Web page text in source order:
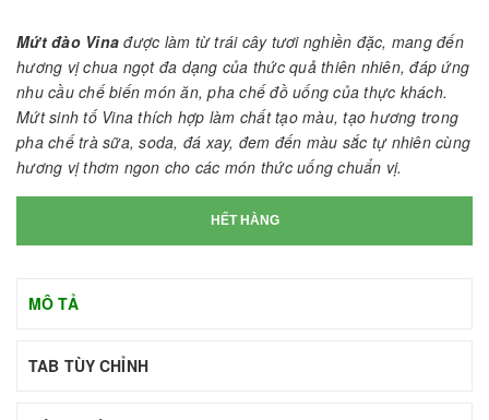
Mứt đào Vinađược làm từ trái cây tươi nghiền đặc, mang đến
hương vị chua ngọt đa dạng của thức quả thiên nhiên, đáp ứng
nhu cầu chế biến món ăn, pha chế đồ uống của thực khách.
Mứt sinh tố Vina thích hợp làm chất tạo màu, tạo hương trong
pha chế trà sữa, soda, đá xay, đem đến màu sắc tự nhiên cùng
hương vị thơm ngon cho các món thức uống chuẩn vị.
HẾT HÀNG
MÔ TẢ
TAB TÙY CHỈNH